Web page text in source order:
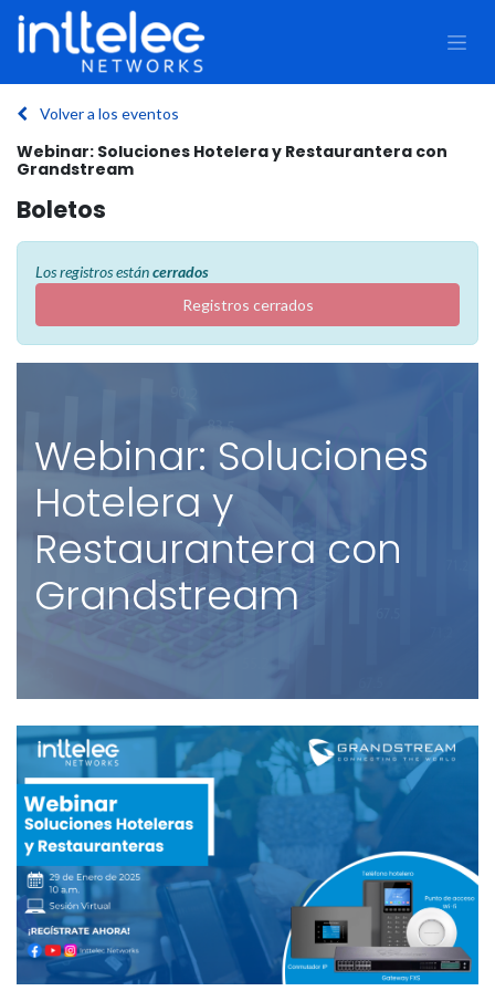
Volver a los eventos
Webinar: Soluciones Hotelera y Restaurantera con
Grandstream
Boletos
Los registros estáncerrados
Registros cerrados
Webinar: Soluciones
Hotelera y
Restaurantera con
Grandstream